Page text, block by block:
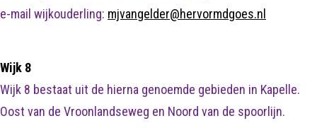
e-mail wijkouderling: mjvangelder@hervormdgoes.nl
Wijk 8
Wijk 8 bestaat uit de hierna genoemde gebieden in Kapelle.
Oost van de Vroonlandseweg en Noord van de spoorlijn.